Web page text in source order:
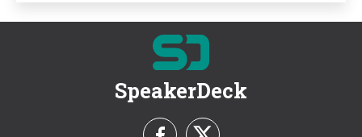
SpeakerDeck